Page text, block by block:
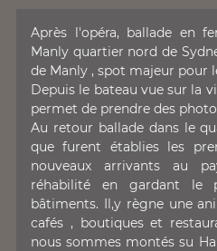
Après l'opéra, ballade en
Manly quartier nord de
de Manly , spot majeur pour
Depuis le bateau vue sur la
permet de prendre des
Au retour ballade dans le
que furent établies les
nouveaux arrivants au
réhabilité en gardant le
bâtiments. Il,y règne une
cafés , boutiques et
nous sommes montés su